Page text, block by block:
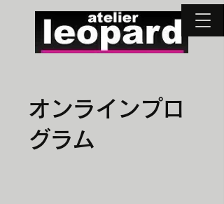
オンラインプロ
グラム